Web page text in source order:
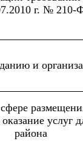
г. № 210-
и
услуг
района